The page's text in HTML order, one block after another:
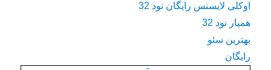
اوکلی لایسنس رایگان نود 32
همیار نود 32
بهترین سئو
رایگان